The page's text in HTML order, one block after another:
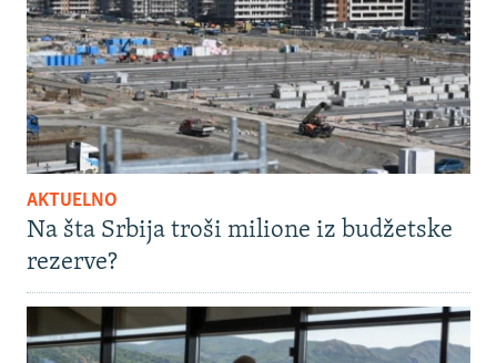
AKTUELNO
Na šta Srbija troši milione iz budžetske
rezerve?